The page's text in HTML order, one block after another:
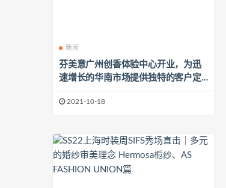
新闻
芬美意广州创香体验中心开业，为迅
速增长的华南市场提供独特的客户定
2021-10-18